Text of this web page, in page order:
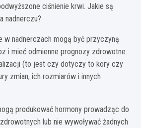
ciśnienie krwi. Jakie są
nadnerczu?
w nadnerczach mogą być przyczyną
i mieć odmienne prognozy zdrowotne.
(to jest czy dotyczy to kory czy
zmian, ich rozmiarów i innych
produkować hormony prowadząc do
lub nie wywoływać żadnych